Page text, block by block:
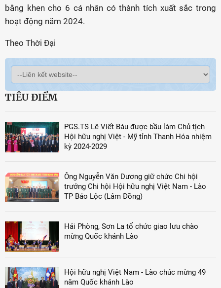
bằng khen cho 6 cá nhân có thành tích xuất sắc trong
hoạt động năm 2024.
Theo Thời Đại
TIÊU ĐIỂM
PGS.TS Lê Viết Báu được bầu làm Chủ tịch
Hội hữu nghị Việt - Mỹ tỉnh Thanh Hóa nhiệm
kỳ 2024-2029
Ông Nguyễn Văn Dương giữ chức Chi hội
trưởng Chi hội Hội hữu nghị Việt Nam - Lào
TP Bảo Lộc (Lâm Đồng)
Hải Phòng, Sơn La tổ chức giao lưu chào
mừng Quốc khánh Lào
Hội hữu nghị Việt Nam - Lào chúc mừng 49
năm Quốc khánh Lào